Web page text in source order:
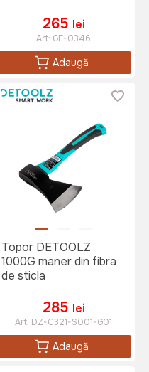
265 lei
Art: GF-0346
Adaugă
Topor DETOOLZ
1000G maner din fibra
de sticla
285 lei
Art: DZ-C321-S001-G01
Adaugă